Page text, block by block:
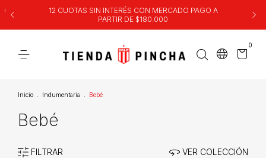
12 CUOTAS SIN INTERÉS CON MERCADO PAGO A
PARTIR DE $180.000
0
Inicio Indumentaria Bebé
Bebé
FILTRAR VER COLECCIÓN